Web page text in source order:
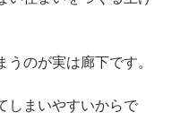
のが実は廊下です。
しまいやすいからで